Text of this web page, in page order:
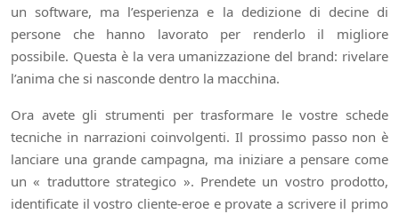
un software, ma l’esperienza e la dedizione di decine di
persone che hanno lavorato per renderlo il migliore
possibile. Questa è la vera umanizzazione del brand: rivelare
l’anima che si nasconde dentro la macchina.
Ora avete gli strumenti per trasformare le vostre schede
tecniche in narrazioni coinvolgenti. Il prossimo passo non è
lanciare una grande campagna, ma iniziare a pensare come
un « traduttore strategico ». Prendete un vostro prodotto,
identificate il vostro cliente-eroe e provate a scrivere il primo